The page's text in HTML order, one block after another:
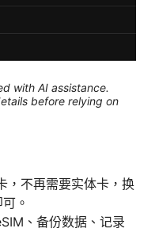
with AI assistance.
before relying on
，不再需要实体卡，换
。
、备份数据、记录